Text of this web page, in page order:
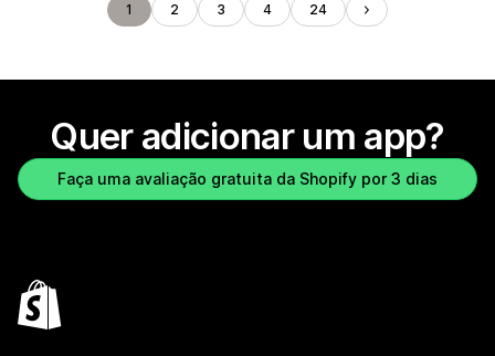
1 2 3 4 24
Quer adicionar um app?
Faça uma avaliação gratuita da Shopify por 3 dias